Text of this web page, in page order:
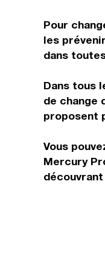
Pour
les
dans
Dans tous
de change
proposent
Vous
Mercury